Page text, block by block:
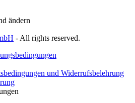
ändern
- All rights reserved.
und Widerrufsbelehrung